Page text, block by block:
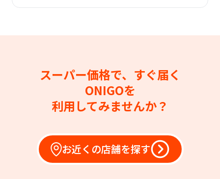
スーパー価格で、すぐ届く
ONIGOを
利用してみませんか？
お近くの店舗を探す